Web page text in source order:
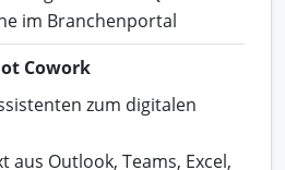
im Branchenportal
Cowork
zum digitalen
aus Outlook, Teams, Excel,